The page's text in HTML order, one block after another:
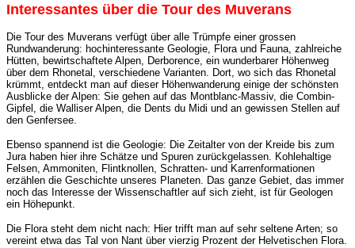
Interessantes über die Tour des Muverans
Die Tour des Muverans verfügt über alle Trümpfe einer grossen
Rundwanderung: hochinteressante Geologie, Flora und Fauna, zahlreiche
Hütten, bewirtschaftete Alpen, Derborence, ein wunderbarer Höhenweg
über dem Rhonetal, verschiedene Varianten. Dort, wo sich das Rhonetal
krümmt, entdeckt man auf dieser Höhenwanderung einige der schönsten
Ausblicke der Alpen: Sie gehen auf das Montblanc-Massiv, die Combin-
Gipfel, die Walliser Alpen, die Dents du Midi und an gewissen Stellen auf
den Genfersee.
Ebenso spannend ist die Geologie: Die Zeitalter von der Kreide bis zum
Jura haben hier ihre Schätze und Spuren zurückgelassen. Kohlehaltige
Felsen, Ammoniten, Flintknollen, Schratten- und Karrenformationen
erzählen die Geschichte unseres Planeten. Das ganze Gebiet, das immer
noch das Interesse der Wissenschaftler auf sich zieht, ist für Geologen
ein Höhepunkt.
Die Flora steht dem nicht nach: Hier trifft man auf sehr seltene Arten; so
vereint etwa das Tal von Nant über vierzig Prozent der Helvetischen Flora.